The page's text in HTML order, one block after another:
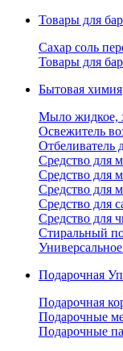
Товары для
Сахар соль
Товары для
Бытовая химия
Мыло жидкое,
Освежитель
Отбеливатель
Средство для
Средство для
Средство для
Средство для
Средство для
Стиральный
Подарочная
Подарочная
Подарочные
Подарочные